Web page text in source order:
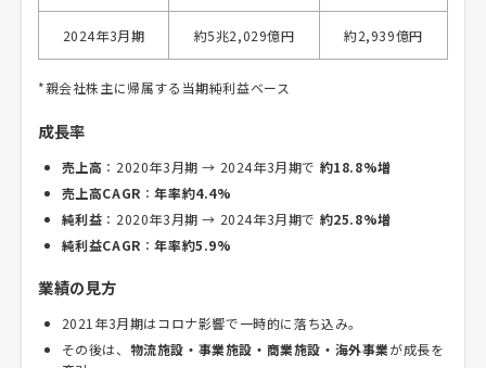
2024年3月期 約5兆2,029億円 約2,939億円
*親会社株主に帰属する当期純利益ベース
成長率
売上高 ：2020年3月期 → 2024年3月期で 約18.8%増
売上高CAGR ：年率約4.4%
純利益 ：2020年3月期 → 2024年3月期で 約25.8%増
純利益CAGR ：年率約5.9%
業績の見方
2021年3月期はコロナ影響で一時的に落ち込み。
その後は、 物流施設・事業施設・商業施設・海外事業が成長を